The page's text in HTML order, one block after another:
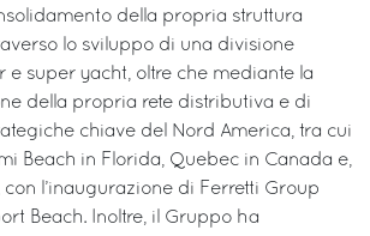
della propria struttura
lo sviluppo di una divisione
e super yacht, oltre che mediante la
della propria rete distributiva e di
chiave del Nord America, tra cui
Beach in Florida, Quebec in Canada e,
l’inaugurazione di Ferretti Group
Beach. Inoltre, il Gruppo ha